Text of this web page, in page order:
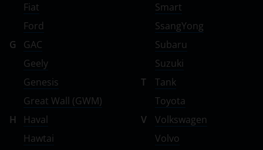
Fiat
Ford
G
GAC
Geely
Genesis
Great Wall (GWM)
H
Haval
Hawtai
Smart
SsangYong
Subaru
Suzuki
T
Tank
Toyota
V
Volkswagen
Volvo